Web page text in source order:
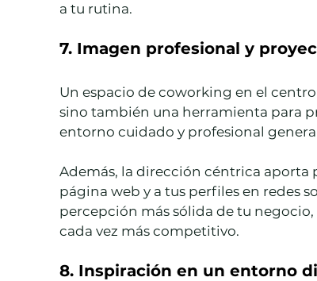
a tu rutina.
7. Imagen profesional y
Un espacio de coworking en el
sino también una herramienta para
entorno cuidado y profesional
Además, la dirección céntrica aporta
página web y a tus perfiles en redes
percepción más sólida de tu
cada vez más competitivo.
8. Inspiración en un entorno